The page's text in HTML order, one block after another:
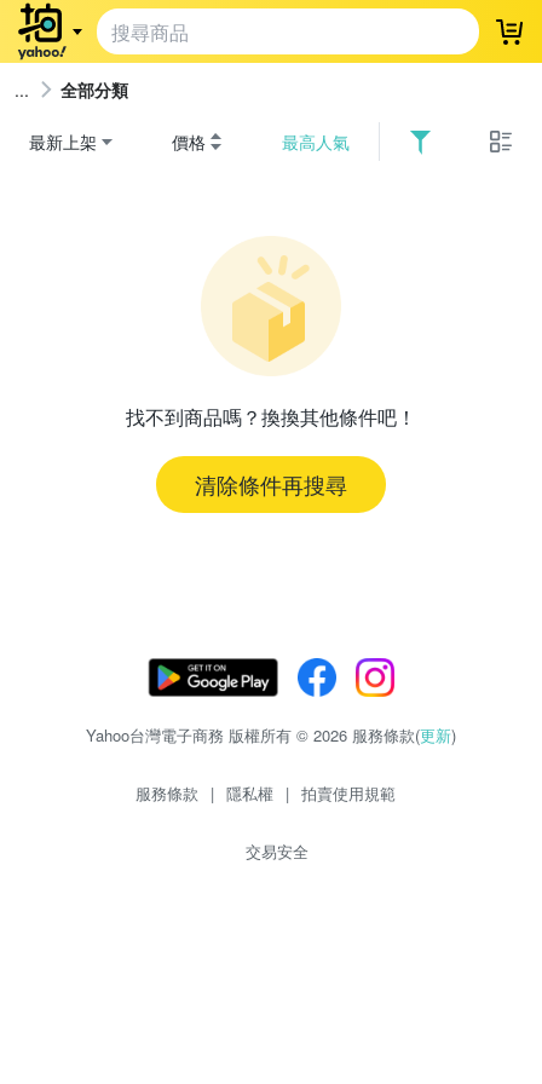
登
全部分類
最新上架 價格 最高人氣
找不到商品嗎？換換其他條件吧！
清除條件再搜尋
Yahoo台灣電子商務 版權所有 © 2026 服務條款(更新)
服務條款 | 隱私權 | 拍賣使用規範
交易安全